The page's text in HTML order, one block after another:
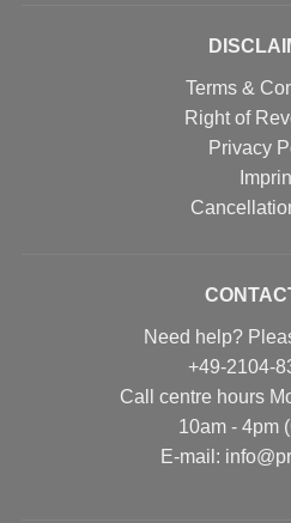
Terms &
Right of
Privacy
Need help?
+49-2104-
Call centre hours
10am - 4pm
Е-mail: